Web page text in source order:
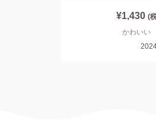
¥1,430 (
かわいい